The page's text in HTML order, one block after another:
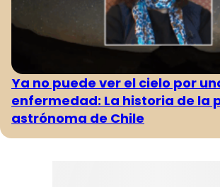
Ya no puede ver el cielo por
enfermedad: La historia de la
astrónoma de Chile